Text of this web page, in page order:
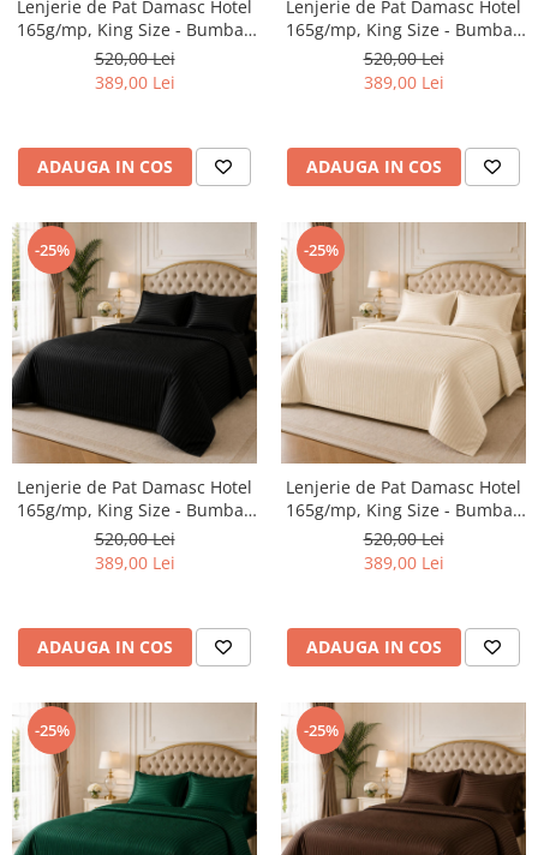
Persoane
Set Lenjerie Pat Blanita Iepure, 6
Piese, Cu Pilota Inclusa
Lenjerii De Pat Premium Collection
Pilota / Cuvertura Inclusa
Set Lenjerie De Pat Jacquard Regal,
Lenjerii Damasc Egiptean King Size
Lenjerii De Pat, Finet Premium, 1
Persoana
Lenjerii De Pat Damasc 1 Persoana
Lenjerii De Pat, Imprimeu 3D, 1
Persoana
Lenjerie de Pat Damasc Hotel
165g/mp, King Size - Bumbac
Premium CASIMI
520,00 Lei
389,00 Lei
ADAUGA IN COS
Lenjerie de Pat Damasc Hotel
165g/mp, King Size - Bumbac
Premium CASIMI
520,00 Lei
389,00 Lei
ADAUGA IN COS
-25%
Lenjerie de Pat Damasc Hotel
165g/mp, King Size - Bumbac
Premium CASIMI
520,00 Lei
389,00 Lei
ADAUGA IN COS
-25%
Lenjerie de Pat Damasc Hotel
165g/mp, King Size - Bumbac
Premium CASIMI
520,00 Lei
389,00 Lei
ADAUGA IN COS
-25% -25%